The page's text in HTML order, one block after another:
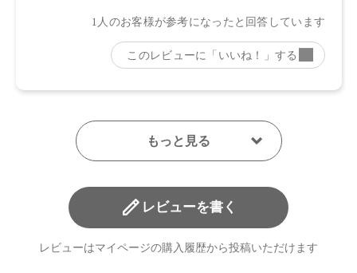
レビューを書く
レビューはマイページの購入履歴から投稿いただけます